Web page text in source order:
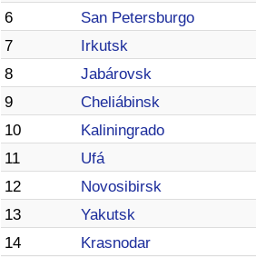
6
San Petersburgo
7
Irkutsk
8
Jabárovsk
9
Cheliábinsk
10
Kaliningrado
11
Ufá
12
Novosibirsk
13
Yakutsk
14
Krasnodar